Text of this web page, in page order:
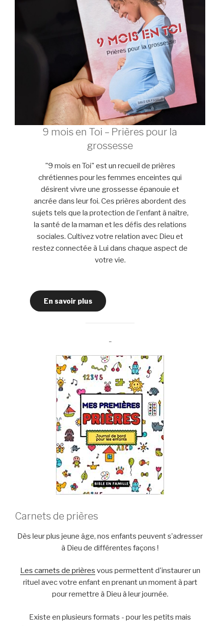
9 mois en Toi – Prières pour la
grossesse
"9 mois en Toi" est un recueil de prières
chrétiennes pour les femmes enceintes qui
désirent vivre une grossesse épanouie et
ancrée dans leur foi. Ces prières abordent des
sujets tels que la protection de l'enfant à naître,
la santé de la maman et les défis des relations
sociales. Cultivez votre relation avec Dieu et
restez connectée à Lui dans chaque aspect de
votre vie.
En savoir plus
-
Carnets de prières
Dès leur plus jeune âge, nos enfants peuvent s’adresser
à Dieu de différentes façons !
Les carnets de prières vous permettent d'instaurer un
rituel avec votre enfant en prenant un moment à part
pour remettre à Dieu à leur journée.
Existe en plusieurs formats - pour les petits mais